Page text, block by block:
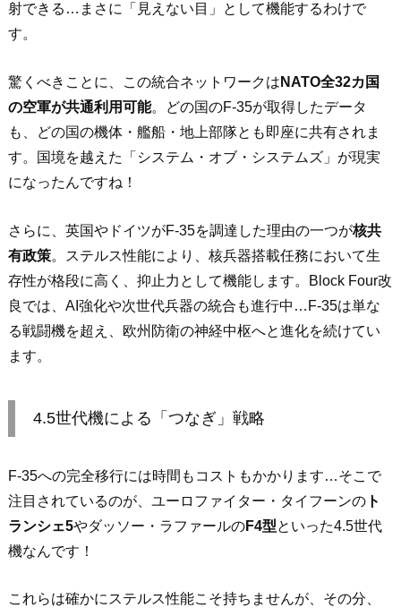
射できる…まさに「見えない目」として機能するわけで
す。
驚くべきことに、この統合ネットワークは NATO全32カ国
の空軍が共通利用可能。どの国のF-35が取得したデータ
も、どの国の機体・艦船・地上部隊とも即座に共有されま
す。国境を越えた「システム・オブ・システムズ」が現実
になったんですね！
さらに、英国やドイツがF-35を調達した理由の一つが核共
有政策。ステルス性能により、核兵器搭載任務において生
存性が格段に高く、抑止力として機能します。Block Four改
良では、AI強化や次世代兵器の統合も進行中…F-35は単な
る戦闘機を超え、欧州防衛の神経中枢へと進化を続けてい
ます。
4.5世代機による「つなぎ」戦略
F-35への完全移行には時間もコストもかかります…そこで
注目されているのが、ユーロファイター・タイフーンの ト
ランシェ5やダッソー・ラファールのF4型といった4.5世代
機なんです！
これらは確かにステルス性能こそ持ちませんが、その分、